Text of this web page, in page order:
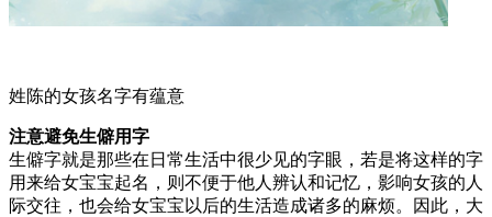
姓陈的女孩名字有蕴意
注意避免生僻用字
生僻字就是那些在日常生活中很少见的字眼，若是将这样的字
用来给女宝宝起名，则不便于他人辨认和记忆，影响女孩的人
际交往，也会给女宝宝以后的生活造成诸多的麻烦。因此，大